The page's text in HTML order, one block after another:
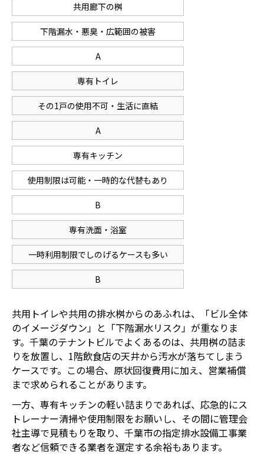
共用廊下の桝
下階漏水・悪臭・広範囲の被害
A
専有トイレ
その1戸の使用不可・生活に直結
A
専有キッチン
使用制限は可能・一時的な代替もあり
B
専有洗面・浴室
一時利用制限でしのげるケースも多い
B
共用トイレや共用の排水桝からのあふれは、「ビル全体
のイメージダウン」と「下階漏水リスク」が重なりま
す。千葉のテナントビルでよくあるのは、共用桝の詰ま
りを放置し、1階飲食店の天井から汚水が落ちてしまう
ケースです。この場合、原状回復費用に加え、営業補償
まで求められることがあります。
一方、専有キッチンの軽い詰まりであれば、応急的にス
トレーナー清掃や使用制限をお願いし、その間に管理会
社主導で見積もりを取り、千葉市の指定排水設備工事業
者など信頼できる業者を選定する余裕もあります。